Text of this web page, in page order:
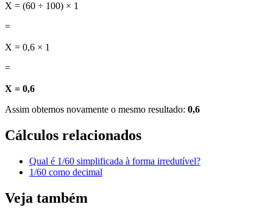
X = (60 ÷ 100) × 1
=
X = 0,6 × 1
=
X = 0,6
Assim obtemos novamente o mesmo resultado: 0,6
Cálculos relacionados
Qual é 1/60 simplificada à forma irredutível?
1/60 como decimal
Veja também